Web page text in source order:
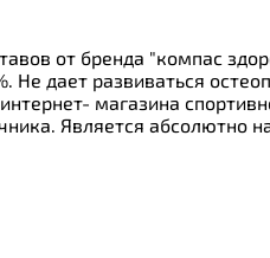
от бренда "компас
Не дает развиваться
магазина
Является абсолютно